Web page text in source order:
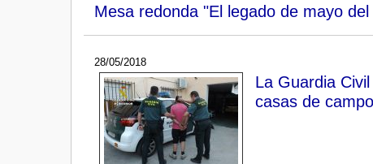
Mesa redonda "El legado de mayo
28/05/2018
La Guardia
casas de